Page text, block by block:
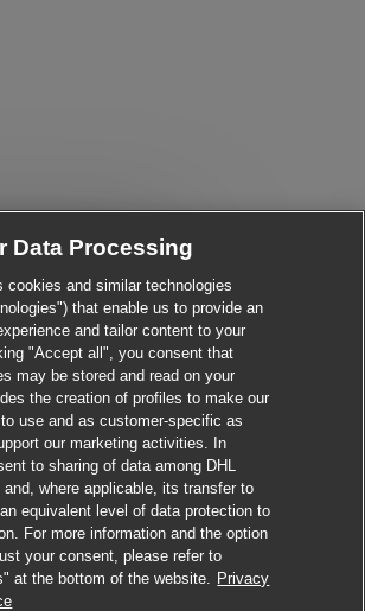
Apply for this job
Data Processing
cookies and similar technologies
that enable us to provide an
and tailor content to your
"Accept all", you consent that
may be stored and read on your
the creation of profiles to make our
use and as customer-specific as
our marketing activities. In
to sharing of data among DHL
and, where applicable, its transfer to
equivalent level of data protection to
For more information and the option
your consent, please refer to
at the bottom of the website. Privacy
in this job? Close chatbot
Find similar jobs